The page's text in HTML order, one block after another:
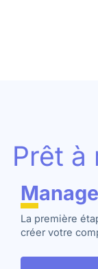
Prêt à
La première
créer votre